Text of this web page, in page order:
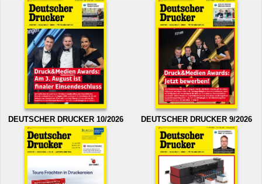
DEUTSCHER DRUCKER 10/2026 DEUTSCHER DRUCKER 9/2026